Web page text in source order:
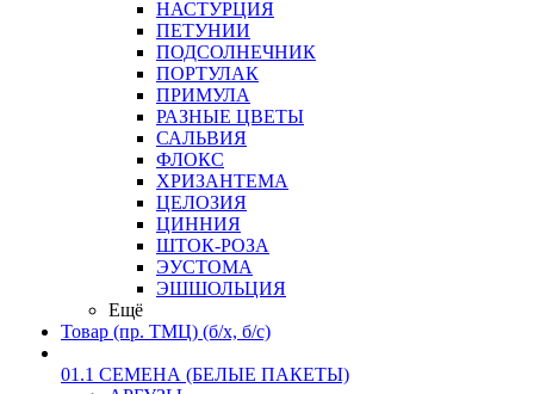
НАСТУРЦИЯ
ПЕТУНИИ
ПОДСОЛНЕЧНИК
ПОРТУЛАК
ПРИМУЛА
РАЗНЫЕ ЦВЕТЫ
САЛЬВИЯ
ФЛОКС
ХРИЗАНТЕМА
ЦЕЛОЗИЯ
ЦИННИЯ
ШТОК-РОЗА
ЭУСТОМА
ЭШШОЛЬЦИЯ
Ещё
Товар (пр. ТМЦ) (б/х, б/с)
01.1 СЕМЕНА (БЕЛЫЕ ПАКЕТЫ)